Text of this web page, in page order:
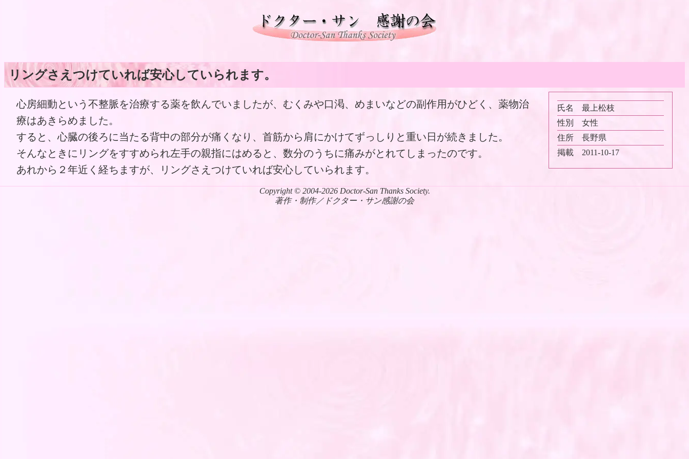
リングさえつけていれば安心していられます。
氏名
最上松枝
性別
女性
住所
長野県
掲載
2011-10-17
心房細動という不整脈を治療する薬を飲んでいましたが、むくみや口渇、めまいなどの副作用がひどく、薬物治
療はあきらめました。
すると、心臓の後ろに当たる背中の部分が痛くなり、首筋から肩にかけてずっしりと重い日が続きました。
そんなときにリングをすすめられ左手の親指にはめると、数分のうちに痛みがとれてしまったのです。
あれから２年近く経ちますが、リングさえつけていれば安心していられます。
Copyright © 2004-2026 Doctor-San Thanks Society.
著作・制作／ドクター・サン感謝の会